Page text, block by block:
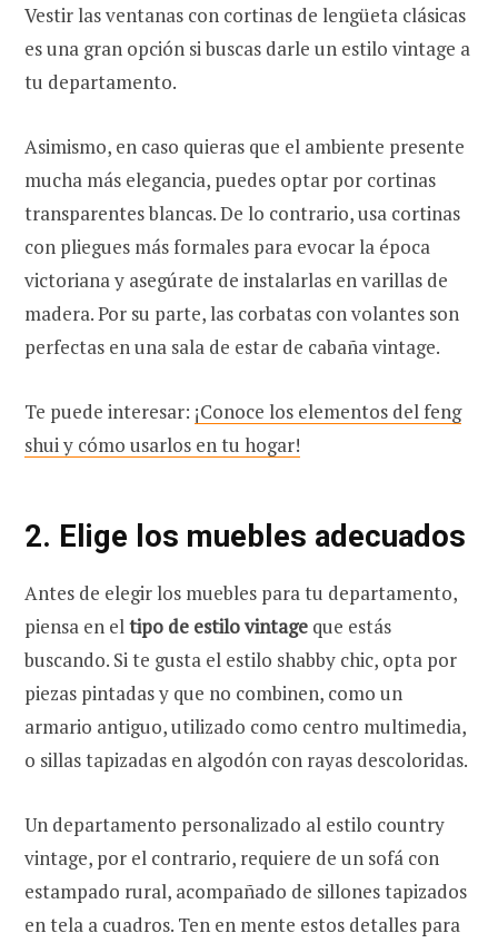
Vestir las ventanas con cortinas de lengüeta clásicas
es una gran opción si buscas darle un estilo vintage a
tu departamento.
Asimismo, en caso quieras que el ambiente presente
mucha más elegancia, puedes optar por cortinas
transparentes blancas. De lo contrario, usa cortinas
con pliegues más formales para evocar la época
victoriana y asegúrate de instalarlas en varillas de
madera. Por su parte, las corbatas con volantes son
perfectas en una sala de estar de cabaña vintage.
Te puede interesar: ¡Conoce los elementos del feng
shui y cómo usarlos en tu hogar!
2. Elige los muebles adecuados
Antes de elegir los muebles para tu departamento,
piensa en eltipo de estilo vintage que estás
buscando. Si te gusta el estilo shabby chic, opta por
piezas pintadas y que no combinen, como un
armario antiguo, utilizado como centro multimedia,
o sillas tapizadas en algodón con rayas descoloridas.
Un departamento personalizado al estilo country
vintage, por el contrario, requiere de un sofá con
estampado rural, acompañado de sillones tapizados
en tela a cuadros. Ten en mente estos detalles para